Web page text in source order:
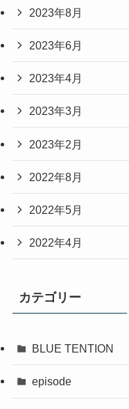
2023年8月
2023年6月
2023年4月
2023年3月
2023年2月
2022年8月
2022年5月
2022年4月
カテゴリー
BLUE TENTION
episode